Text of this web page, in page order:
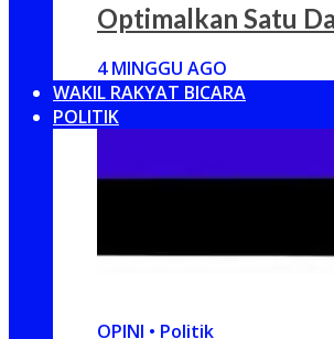
Optimalkan Satu
4 MINGGU AGO
WAKIL RAKYAT BICARA
POLITIK
OPINI • Politik